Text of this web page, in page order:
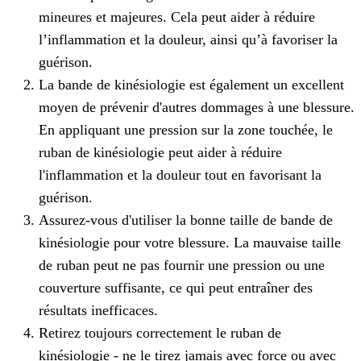
mineures et majeures. Cela peut aider à réduire
l’inflammation et la douleur, ainsi qu’à favoriser la
guérison.
La bande de kinésiologie est également un excellent
moyen de prévenir d'autres dommages à une blessure.
En appliquant une pression sur la zone touchée, le
ruban de kinésiologie peut aider à réduire
l'inflammation et la douleur tout en favorisant la
guérison.
Assurez-vous d'utiliser la bonne taille de bande de
kinésiologie pour votre blessure. La mauvaise taille
de ruban peut ne pas fournir une pression ou une
couverture suffisante, ce qui peut entraîner des
résultats inefficaces.
Retirez toujours correctement le ruban de
kinésiologie - ne le tirez jamais avec force ou avec